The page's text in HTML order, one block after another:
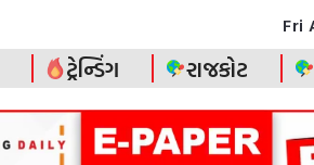
Fri
ટ્રેન્ડિંગ રાજકોટ